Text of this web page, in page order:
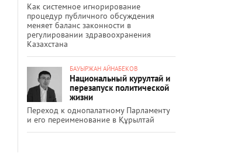
Как системное игнорирование
процедур публичного обсуждения
меняет баланс законности в
регулировании здравоохранения
Казахстана
БАУЫРЖАН АЙНАБЕКОВ
Национальный курултай и
перезапуск политической
жизни
Переход к однопалатному Парламенту
и его переименование в Құрылтай